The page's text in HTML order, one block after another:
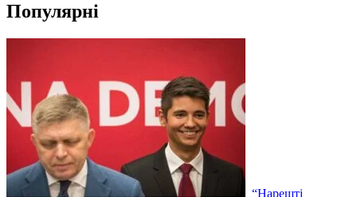
Популярні
“Нарешті